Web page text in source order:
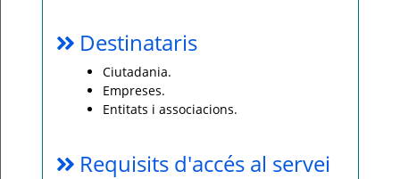
Destinataris
Ciutadania.
Empreses.
Entitats i associacions.
Requisits d'accés al servei